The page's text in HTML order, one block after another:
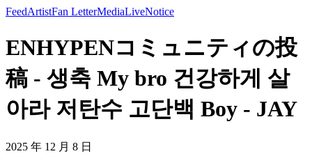
FeedArtistFan LetterMediaLiveNotice
ENHYPENコミュニティの投
稿 - 생축 My bro 건강하게 살
아라 저탄수 고단백 Boy - JAY
2025 年 12 月 8 日